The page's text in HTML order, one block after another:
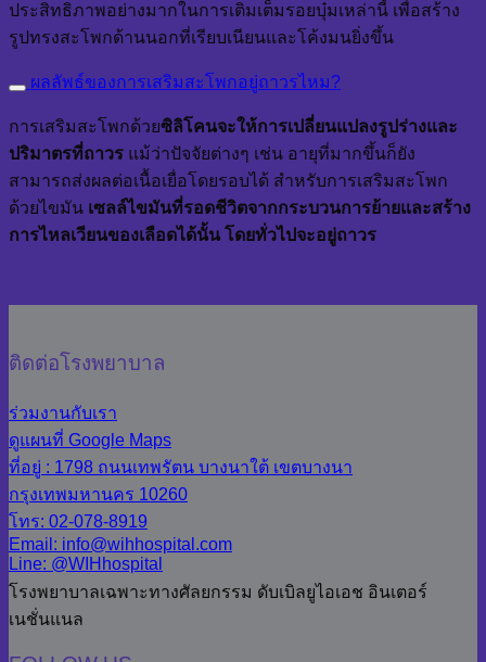
ประสิทธิภาพอย่างมากในการเติมเต็มรอยบุ๋มเหล่านี้ เพื่อสร้าง
รูปทรงสะโพกด้านนอกที่เรียบเนียนและโค้งมนยิ่งขึ้น
ผลลัพธ์ของการเสริมสะโพกอยู่ถาวรไหม?
การเสริมสะโพกด้วยซิลิโคนจะให้การเปลี่ยนแปลงรูปร่างและ
ปริมาตรที่ถาวร แม้ว่าปัจจัยต่างๆ เช่น อายุที่มากขึ้นก็ยัง
สามารถส่งผลต่อเนื้อเยื่อโดยรอบได้ สำหรับการเสริมสะโพก
ด้วยไขมัน เซลล์ไขมันที่รอดชีวิตจากกระบวนการย้ายและสร้าง
การไหลเวียนของเลือดได้นั้น โดยทั่วไปจะอยู่ถาวร
ติดต่อโรงพยาบาล
ร่วมงานกับเรา
ดูแผนที่ Google Maps
ที่อยู่ : 1798 ถนนเทพรัตน บางนาใต้ เขตบางนา
กรุงเทพมหานคร 10260
โทร: 02-078-8919
Email: info@wihhospital.com
Line: @WIHhospital
โรงพยาบาลเฉพาะทางศัลยกรรม ดับเบิลยูไอเอช อินเตอร์
เนชั่นแนล